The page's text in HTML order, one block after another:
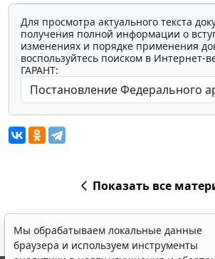
Для просмотра актуального текста
получения полной информации о
изменениях и порядке применения
воспользуйтесь поиском в Интернет-
ГАРАНТ:
Показать все
Мы обрабатываем локальные данные
браузера и используем инструменты